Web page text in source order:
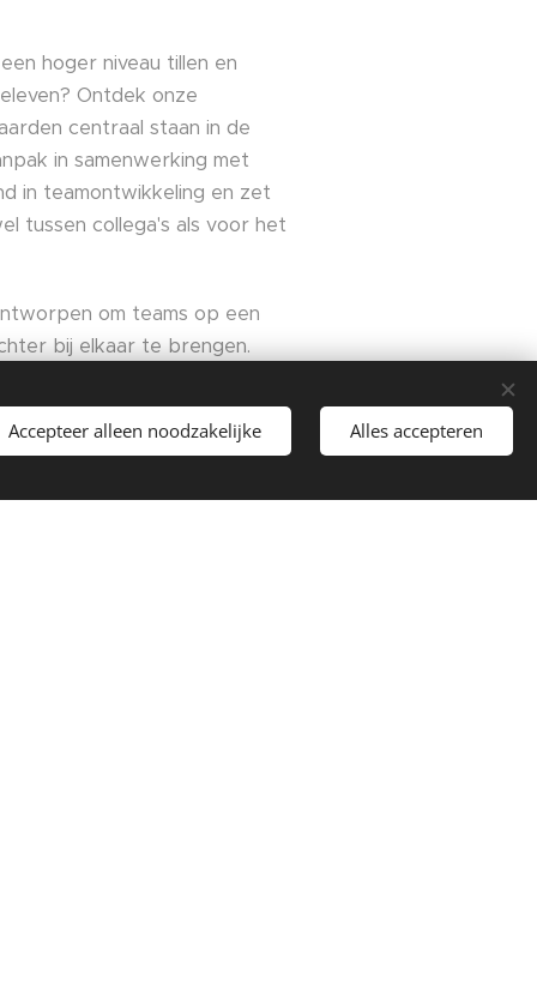
hoger niveau tillen en
Ontdek onze
centraal staan in de
in samenwerking met
in teamontwikkeling en zet
tussen collega's als voor het
om teams op een
bij elkaar te brengen.
Ze reageren puur
deelnemer eerlijke en
versterkt vertrouwen en
Accepteer alleen noodzakelijke Alles accepteren